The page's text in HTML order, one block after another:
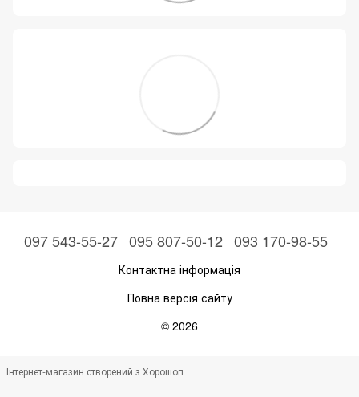
097 543-55-27 095 807-50-12 093 170-98-55
Контактна інформація
Повна версія сайту
© 2026
Інтернет-магазин створений з Хорошоп